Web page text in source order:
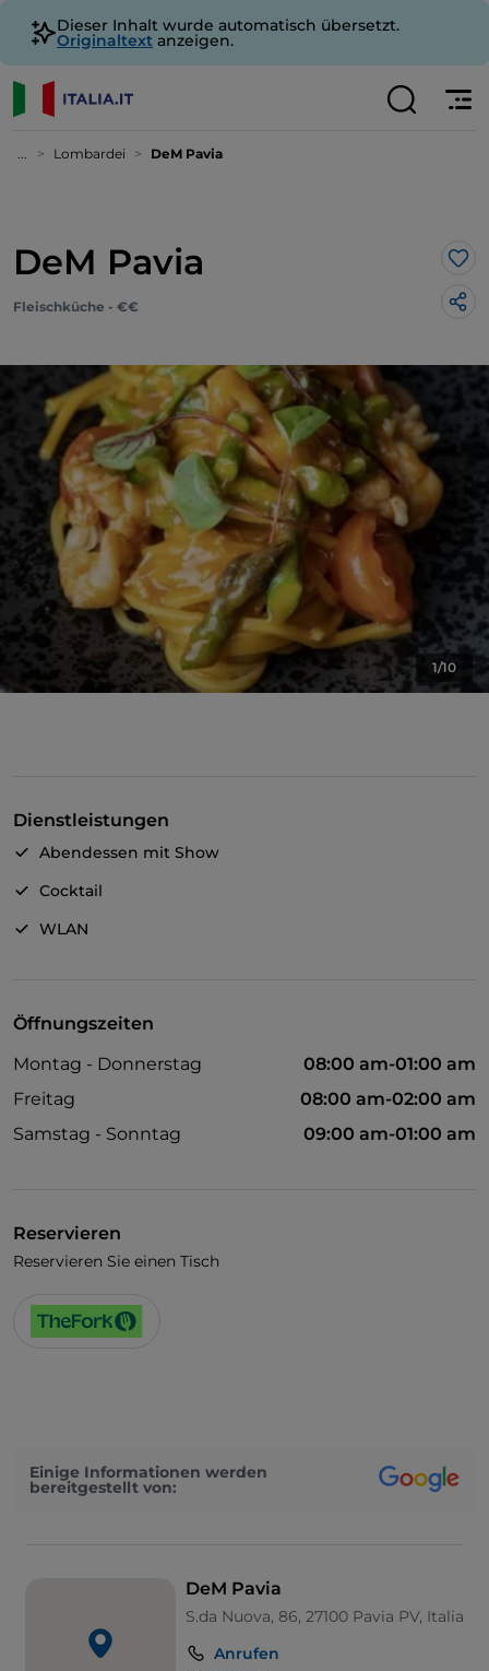
Dieser Inhalt wurde automatisch übersetzt.
Originaltext anzeigen.
... Lombardei DeM Pavia
DeM Pavia
Fleischküche - €€
1/10
Dienstleistungen
Abendessen mit Show
Cocktail
WLAN
Öffnungszeiten
Montag - Donnerstag
08:00 am-01:00 am
Freitag
08:00 am-02:00 am
Samstag - Sonntag
09:00 am-01:00 am
Reservieren
Reservieren Sie einen Tisch
Einige Informationen werden
bereitgestellt von:
DeM Pavia
S.da Nuova, 86, 27100 Pavia PV, Italia
Anrufen